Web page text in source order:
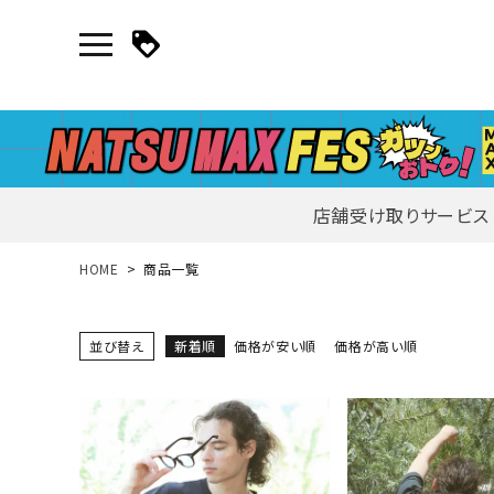
店舗受け取りサービス
新規会員登録｜ログイン
ご利用ガイド
HOME 商品一覧
並び替え 新着順 価格が安い順 価格が高い順